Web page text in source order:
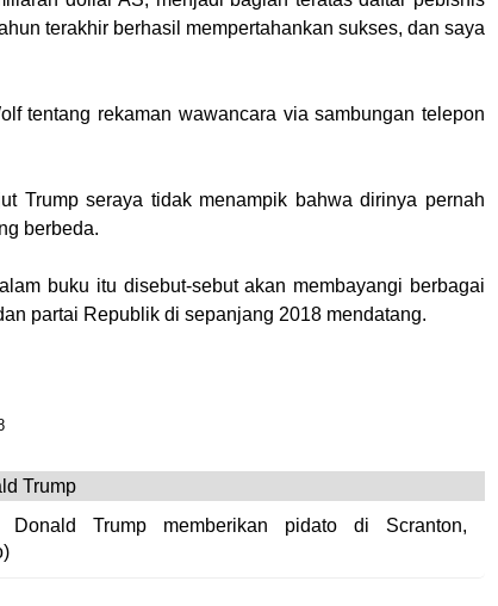
terakhir berhasil mempertahankan sukses, dan saya
tentang rekaman wawancara via sambungan telepon
Trump seraya tidak menampik bahwa dirinya pernah
berbeda.
buku itu disebut-sebut akan membayangi berbagai
partai Republik di sepanjang 2018 mendatang.
Trump memberikan pidato di Scranton,